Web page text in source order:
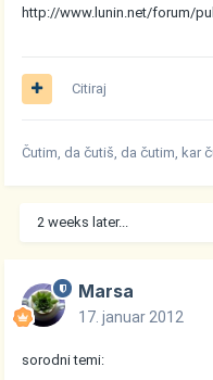
http://www.lunin.net/forum/
Citiraj
Čutim, da čutiš, da čutim, kar
2 weeks later...
Marsa
17. januar 2012
sorodni temi: